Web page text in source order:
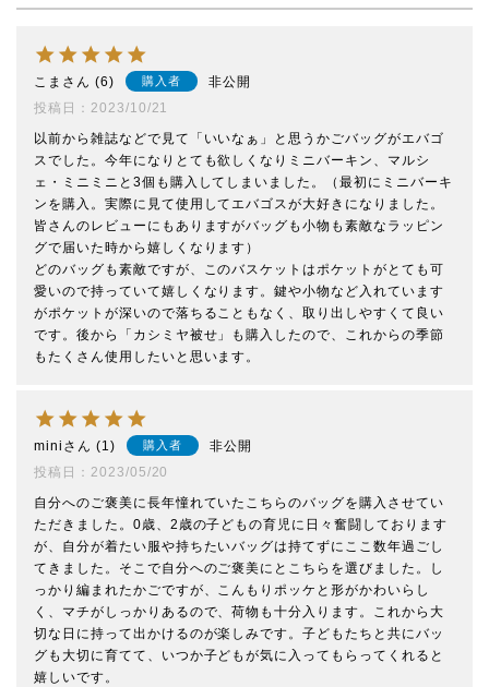
こま 6 購入者
非公開
投稿日
2023/10/21
以前から雑誌などで見て「いいなぁ」と思うかごバッグがエバゴ
スでした。今年になりとても欲しくなりミニバーキン、マルシ
ェ・ミニミニと3個も購入してしまいました。（最初にミニバーキ
ンを購入。実際に見て使用してエバゴスが大好きになりました。
皆さんのレビューにもありますがバッグも小物も素敵なラッピン
グで届いた時から嬉しくなります）
どのバッグも素敵ですが、このバスケットはポケットがとても可
愛いので持っていて嬉しくなります。鍵や小物など入れています
がポケットが深いので落ちることもなく、取り出しやすくて良い
です。後から「カシミヤ被せ」も購入したので、これからの季節
もたくさん使用したいと思います。
mini 1 購入者
非公開
投稿日
2023/05/20
自分へのご褒美に長年憧れていたこちらのバッグを購入させてい
ただきました。0歳、2歳の子どもの育児に日々奮闘しております
が、自分が着たい服や持ちたいバッグは持てずにここ数年過ごし
てきました。そこで自分へのご褒美にとこちらを選びました。し
っかり編まれたかごですが、こんもりポッケと形がかわいらし
く、マチがしっかりあるので、荷物も十分入ります。これから大
切な日に持って出かけるのが楽しみです。子どもたちと共にバッ
グも大切に育てて、いつか子どもが気に入ってもらってくれると
嬉しいです。